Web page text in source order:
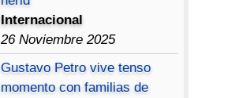
Internacional
26 Noviembre 2025
Gustavo Petro vive tenso
momento con familias de